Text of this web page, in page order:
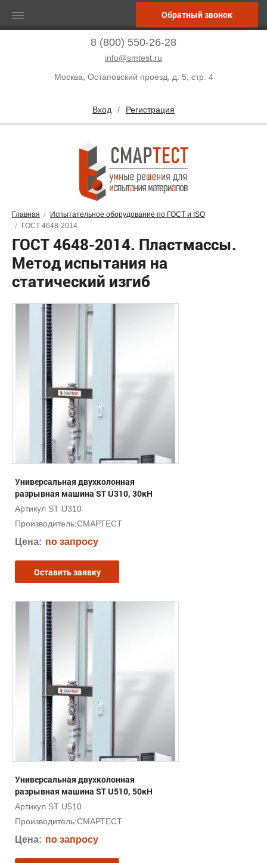
Обратный звонок
8 (800) 550-26-28
info@smtest.ru
Москва, Остаповский проезд, д. 5, стр. 4
Вход / Регистрация
Главная
Испытательное оборудование по ГОСТ и ISO
ГОСТ 4648-2014
ГОСТ 4648-2014. Пластмассы.
Метод испытания на
статический изгиб
Универсальная двухколонная
разрывная машина ST U310, 30кН
Артикул ST U310
Производитель:СМАРТЕСТ
Цена: по запросу
Оставить заявку
Универсальная двухколонная
разрывная машина ST U510, 50кН
Артикул ST U510
Производитель:СМАРТЕСТ
Цена: по запросу